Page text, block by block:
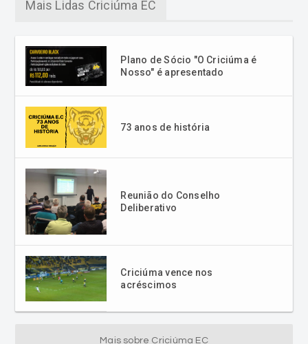
Mais Lidas Criciúma EC
Plano de Sócio "O Criciúma é
Nosso" é apresentado
73 anos de história
Reunião do Conselho
Deliberativo
Criciúma vence nos
acréscimos
Mais sobre Criciúma EC